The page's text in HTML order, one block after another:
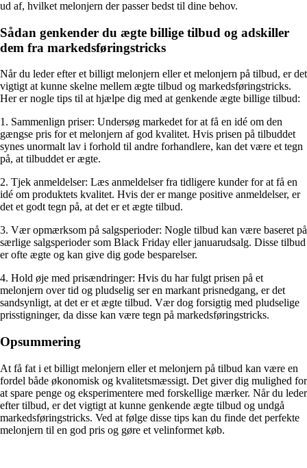
ud af, hvilket melonjern der passer bedst til dine behov.
Sådan genkender du ægte billige tilbud og adskiller
dem fra markedsføringstricks
Når du leder efter et billigt melonjern eller et melonjern på tilbud, er det
vigtigt at kunne skelne mellem ægte tilbud og markedsføringstricks.
Her er nogle tips til at hjælpe dig med at genkende ægte billige tilbud:
1. Sammenlign priser: Undersøg markedet for at få en idé om den
gængse pris for et melonjern af god kvalitet. Hvis prisen på tilbuddet
synes unormalt lav i forhold til andre forhandlere, kan det være et tegn
på, at tilbuddet er ægte.
2. Tjek anmeldelser: Læs anmeldelser fra tidligere kunder for at få en
idé om produktets kvalitet. Hvis der er mange positive anmeldelser, er
det et godt tegn på, at det er et ægte tilbud.
3. Vær opmærksom på salgsperioder: Nogle tilbud kan være baseret på
særlige salgsperioder som Black Friday eller januarudsalg. Disse tilbud
er ofte ægte og kan give dig gode besparelser.
4. Hold øje med prisændringer: Hvis du har fulgt prisen på et
melonjern over tid og pludselig ser en markant prisnedgang, er det
sandsynligt, at det er et ægte tilbud. Vær dog forsigtig med pludselige
prisstigninger, da disse kan være tegn på markedsføringstricks.
Opsummering
At få fat i et billigt melonjern eller et melonjern på tilbud kan være en
fordel både økonomisk og kvalitetsmæssigt. Det giver dig mulighed for
at spare penge og eksperimentere med forskellige mærker. Når du leder
efter tilbud, er det vigtigt at kunne genkende ægte tilbud og undgå
markedsføringstricks. Ved at følge disse tips kan du finde det perfekte
melonjern til en god pris og gøre et velinformet køb.